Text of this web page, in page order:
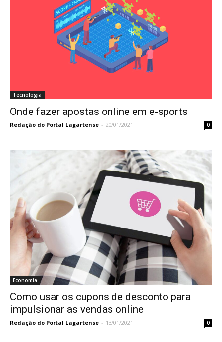
Tecnologia
Onde fazer apostas online em e-sports
Redação do Portal Lagartense - 20/01/2021 0
Economia
Como usar os cupons de desconto para
impulsionar as vendas online
Redação do Portal Lagartense - 13/01/2021 0